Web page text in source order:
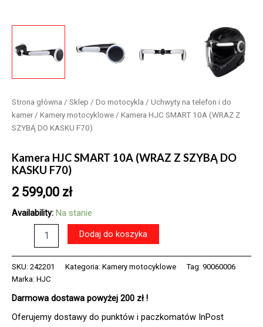
Strona główna / Sklep / Do motocykla / Uchwyty na telefon i do
kamer/ Kamery motocyklowe / Kamera HJC SMART 10A (WRAZ Z
SZYBĄ DO KASKU F70)
Kamera HJC SMART 10A (WRAZ Z SZYBĄ DO
KASKU F70)
2 599,00 zł
Availability: Na stanie
SMART
10A
Z
SZYBĄ
Dodaj do koszyka
SKU: 242201 Kategoria: Kamery motocyklowe Tag: 90060006
Marka: HJC
Darmowa dostawa powyżej 200 zł !
Oferujemy dostawy do punktów i paczkomatów InPost